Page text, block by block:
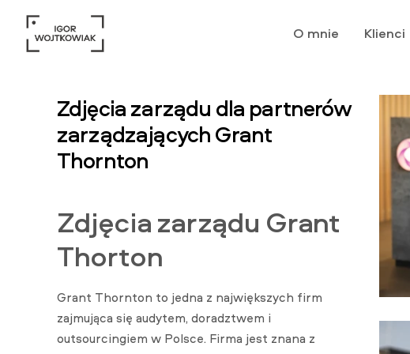
O mnie Klienci
Zdjęcia zarządu dla partnerów
zarządzających Grant
Thornton
Zdjęcia zarządu Grant
Thorton
Grant Thornton to jedna z największych firm
zajmująca się audytem, doradztwem i
outsourcingiem w Polsce. Firma jest znana z